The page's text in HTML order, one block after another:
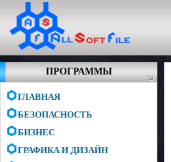
ПРОГРАММЫ
ГЛАВНАЯ
БЕЗОПАСНОСТЬ
БИЗНЕС
ГРАФИКА И ДИЗАЙН